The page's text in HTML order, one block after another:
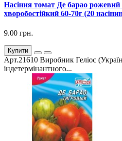
Насіння томат Де барао рожевий
хворобостійкий 60-70г (20
9.00 грн.
Купити
Арт.21610 Виробник Геліос
індетермінантного...